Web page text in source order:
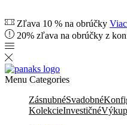
Zľava 10 % na obrúčky Viac
20% zľava na obrúčky z
Menu Categories
ZásnubnéSvadobné
KolekcieInvestičnéVýkup